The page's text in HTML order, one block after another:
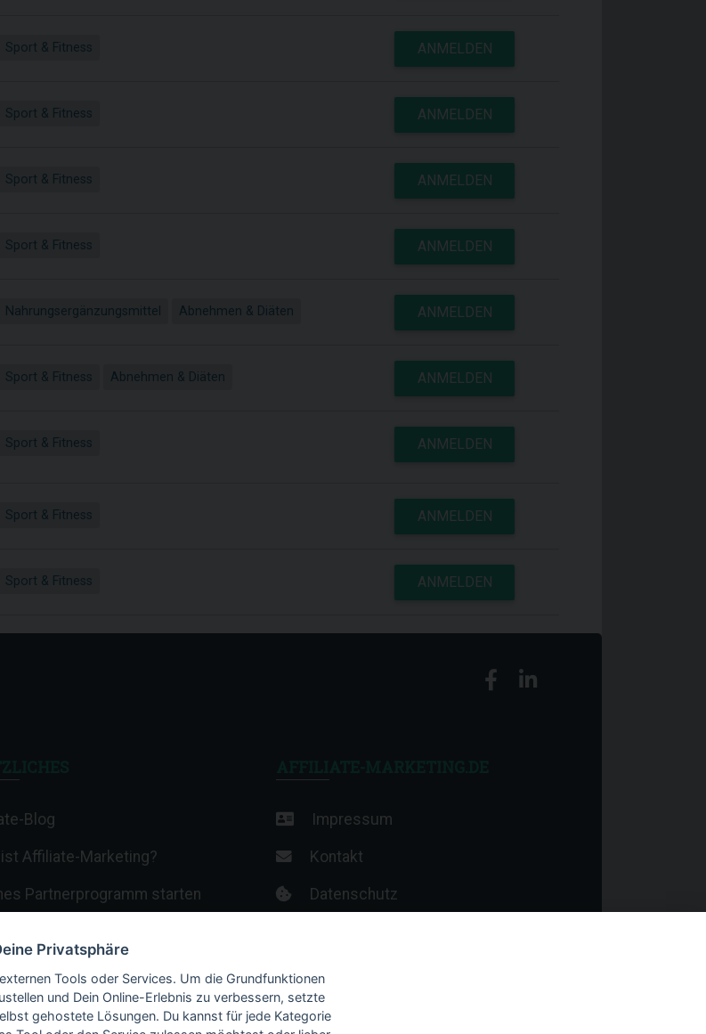
Sport & Fitness ANMELDEN
Sport & Fitness ANMELDEN
Sport & Fitness ANMELDEN
Sport & Fitness ANMELDEN
Nahrungsergänzungsmittel Abnehmen & Diäten ANMELDEN
Sport & Fitness Abnehmen & Diäten ANMELDEN
Sport & Fitness ANMELDEN
Sport & Fitness ANMELDEN
Sport & Fitness ANMELDEN
Blog
Affiliate-Marketing?
Partnerprogramm starten
& Veranstaltungen
Anbieter
Impressum
Kontakt
Datenschutz
Privatsphäre
Tools oder Services. Um die Grundfunktionen
und Dein Online-Erlebnis zu verbessern, setzte
gehostete Lösungen. Du kannst für jede Kategorie